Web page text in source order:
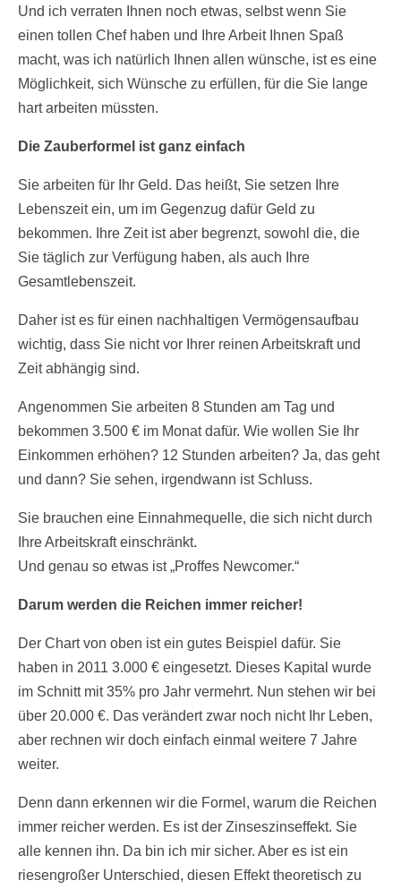
Und ich verraten Ihnen noch etwas, selbst wenn Sie
einen tollen Chef haben und Ihre Arbeit Ihnen Spaß
macht, was ich natürlich Ihnen allen wünsche, ist es eine
Möglichkeit, sich Wünsche zu erfüllen, für die Sie lange
hart arbeiten müssten.
Die Zauberformel ist ganz einfach
Sie arbeiten für Ihr Geld. Das heißt, Sie setzen Ihre
Lebenszeit ein, um im Gegenzug dafür Geld zu
bekommen. Ihre Zeit ist aber begrenzt, sowohl die, die
Sie täglich zur Verfügung haben, als auch Ihre
Gesamtlebenszeit.
Daher ist es für einen nachhaltigen Vermögensaufbau
wichtig, dass Sie nicht vor Ihrer reinen Arbeitskraft und
Zeit abhängig sind.
Angenommen Sie arbeiten 8 Stunden am Tag und
bekommen 3.500 € im Monat dafür. Wie wollen Sie Ihr
Einkommen erhöhen? 12 Stunden arbeiten? Ja, das geht
und dann? Sie sehen, irgendwann ist Schluss.
Sie brauchen eine Einnahmequelle, die sich nicht durch
Ihre Arbeitskraft einschränkt.
Und genau so etwas ist „Proffes Newcomer.“
Darum werden die Reichen immer reicher!
Der Chart von oben ist ein gutes Beispiel dafür. Sie
haben in 2011 3.000 € eingesetzt. Dieses Kapital wurde
im Schnitt mit 35% pro Jahr vermehrt. Nun stehen wir bei
über 20.000 €. Das verändert zwar noch nicht Ihr Leben,
aber rechnen wir doch einfach einmal weitere 7 Jahre
weiter.
Denn dann erkennen wir die Formel, warum die Reichen
immer reicher werden. Es ist der Zinseszinseffekt. Sie
alle kennen ihn. Da bin ich mir sicher. Aber es ist ein
riesengroßer Unterschied, diesen Effekt theoretisch zu